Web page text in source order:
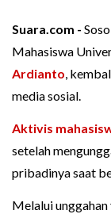
Suara.com -
Mahasiswa
Ardianto,
media sosial.
Aktivis
setelah
pribadinya saat
Melalui